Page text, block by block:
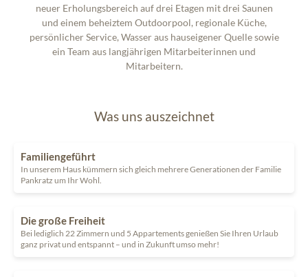
neuer Erholungsbereich auf drei Etagen mit drei Saunen
und einem beheiztem Outdoorpool, regionale Küche,
persönlicher Service, Wasser aus hauseigener Quelle sowie
ein Team aus langjährigen Mitarbeiterinnen und
Mitarbeitern.
Was uns auszeichnet
Familiengeführt
In unserem Haus kümmern sich gleich mehrere Generationen der Familie
Pankratz um Ihr Wohl.
Die große Freiheit
Bei lediglich 22 Zimmern und 5 Appartements genießen Sie Ihren Urlaub
ganz privat und entspannt – und in Zukunft umso mehr!